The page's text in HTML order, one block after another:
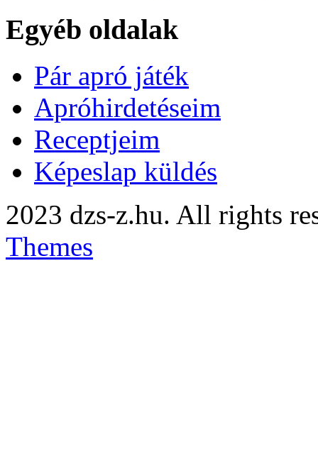
Egyéb oldalak
Pár apró játék
Apróhirdetéseim
Receptjeim
Képeslap küldés
2023 dzs-z.hu. All rights
Themes